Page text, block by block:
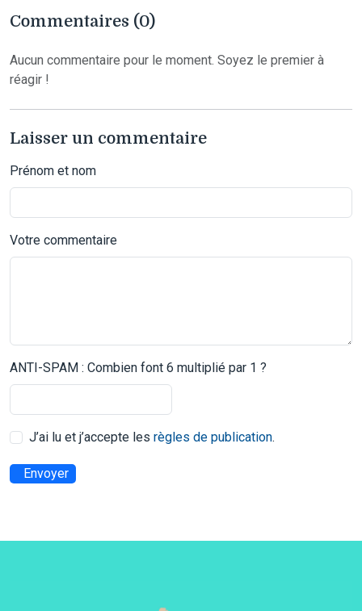
Commentaires (0)
Aucun commentaire pour le moment. Soyez le premier à
réagir !
Laisser un commentaire
Prénom et nom
Votre commentaire
ANTI-SPAM : Combien font 6 multiplié par 1 ?
J’ai lu et j’accepte les règles de publication.
Envoyer